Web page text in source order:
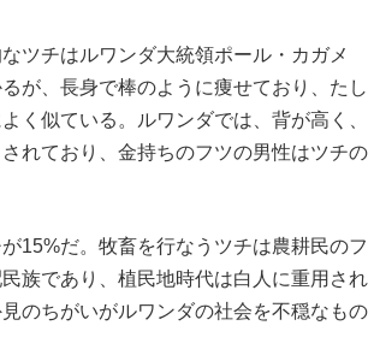
ツチはルワンダ大統領ポール・カガメ
が、長身で棒のように痩せており、たし
く似ている。ルワンダでは、背が高く、
れており、金持ちのフツの男性はツチの
15%だ。牧畜を行なうツチは農耕民のフ
族であり、植民地時代は白人に重用され
のちがいがルワンダの社会を不穏なもの